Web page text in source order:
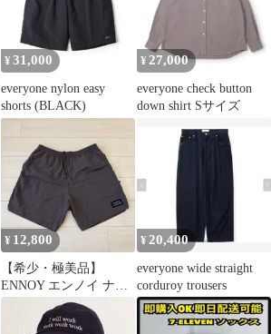
¥ 31,000
everyone nylon easy
shorts (BLACK)
¥ 27,000
everyone check button
down shirt Sサイズ
¥ 12,800
【希少・極美品】
ENNOY エンノイ ナイ
ロンショーツ Lサイズ
入手困難
¥ 20,400
everyone wide straight
corduroy trousers